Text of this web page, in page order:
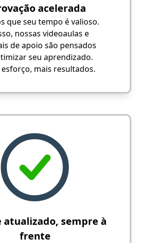
acelerada
que seu tempo é valioso.
nossas videoaulas e
de apoio são pensados
seu aprendizado.
mais resultados.
atualizado, sempre à
frente